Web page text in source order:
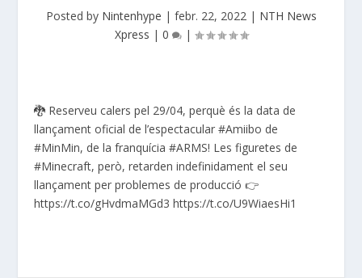
Posted by Nintenhype | febr. 22, 2022| NTH News
Xpress | 0 |
🐉 Reserveu calers pel 29/04, perquè és la data de
llançament oficial de l’espectacular #Amiibo de
#MinMin, de la franquícia #ARMS! Les figuretes de
#Minecraft, però, retarden indefinidament el seu
llançament per problemes de producció 👉
https://t.co/gHvdmaMGd3 https://t.co/U9WiaesHi1